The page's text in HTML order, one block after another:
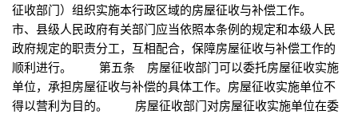
征收部门）组织实施本行政区域的房屋征收与补偿工作。
市、县级人民政府有关部门应当依照本条例的规定和本级人民
政府规定的职责分工，互相配合，保障房屋征收与补偿工作的
顺利进行。 第五条 房屋征收部门可以委托房屋征收实施
单位，承担房屋征收与补偿的具体工作。房屋征收实施单位不
得以营利为目的。 房屋征收部门对房屋征收实施单位在委